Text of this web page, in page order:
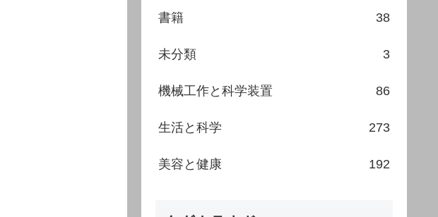
書籍 38
未分類 3
機械工作と科学装置 86
生活と科学 273
美容と健康 192